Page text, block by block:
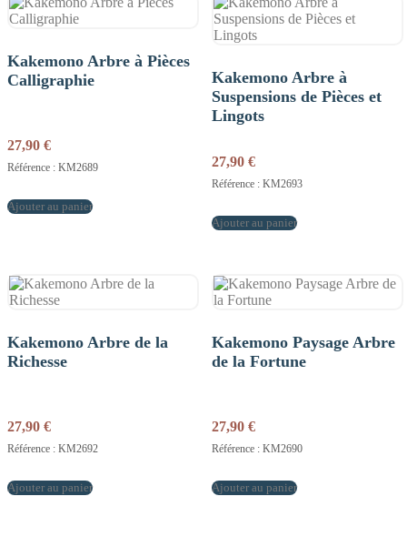
Kakemono Arbre à Pièces
Calligraphie
27,90 €
Référence : KM2689
Ajouter au panier
Kakemono Arbre à
Suspensions de Pièces et
Lingots
27,90 €
Référence : KM2693
Ajouter au panier
Kakemono Arbre de la
Richesse
27,90 €
Référence : KM2692
Ajouter au panier
Kakemono Paysage Arbre
de la Fortune
27,90 €
Référence : KM2690
Ajouter au panier